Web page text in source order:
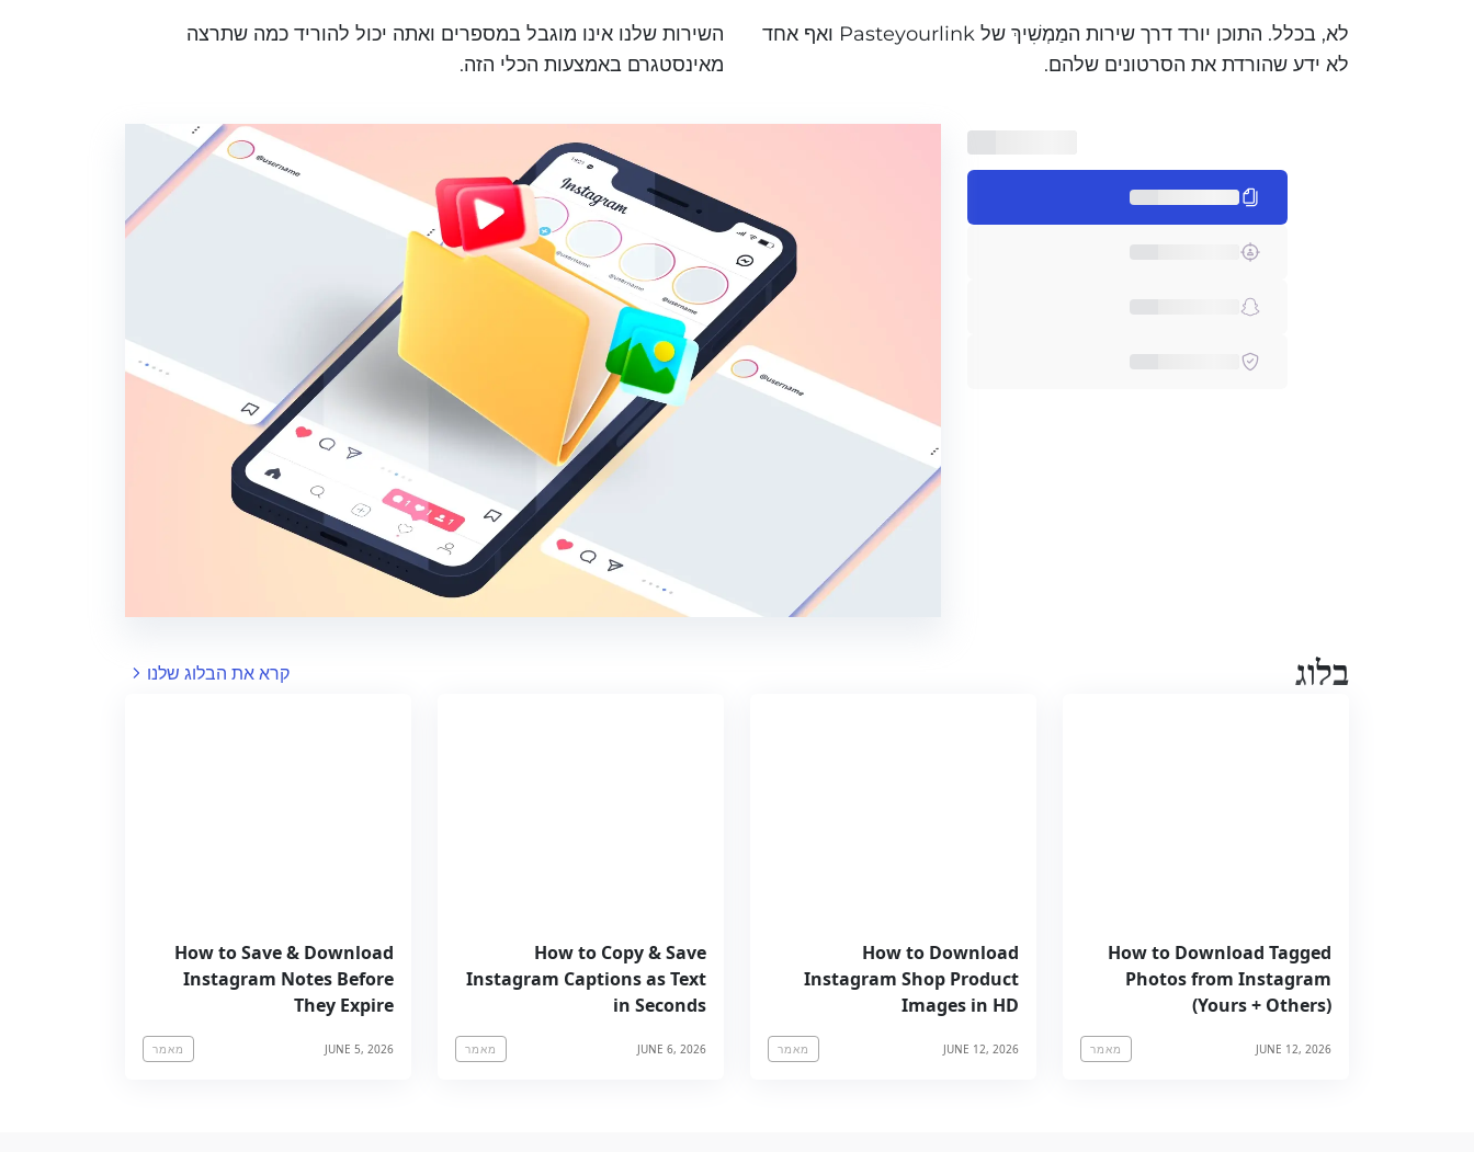
לא, בכלל. התוכן יורד דרך שירות המַמְשִׁיךְ של Pasteyourlink ואף אחד
לא ידע שהורדת את הסרטונים שלהם.
השירות שלנו אינו מוגבל במספרים ואתה יכול להוריד כמה שתרצה
מאינסטגרם באמצעות הכלי הזה.
בלוג קרא את הבלוג שלנו
JUNE 12, 2026 מאמר
How to Download Tagged
Photos from Instagram
(Yours + Others)
JUNE 12, 2026 מאמר
How to Download
Instagram Shop Product
Images in HD
JUNE 6, 2026 מאמר
How to Copy & Save
Instagram Captions as Text
in Seconds
JUNE 5, 2026 מאמר
How to Save & Download
Instagram Notes Before
They Expire